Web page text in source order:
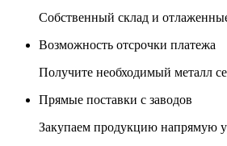
Собственный склад и
Возможность отсрочки платежа
Получите необходимый металл
Прямые поставки с заводов
Закупаем продукцию напрямую